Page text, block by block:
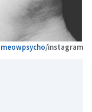
meowpsycho/instagram